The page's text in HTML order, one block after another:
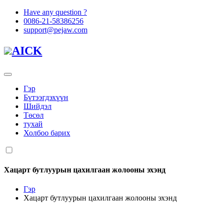
Have any question ?
0086-21-58386256
support@pejaw.com
AICK
Гэр
Бүтээгдэхүүн
Шийдэл
Төсөл
тухай
Холбоо барих
Хацарт бутлуурын цахилгаан жолооны эхэнд
Гэр
Хацарт бутлуурын цахилгаан жолооны эхэнд